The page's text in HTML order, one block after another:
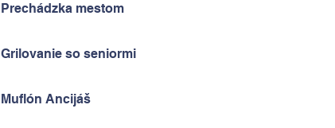
Prechádzka mestom
Grilovanie so seniormi
Muflón Ancijáš